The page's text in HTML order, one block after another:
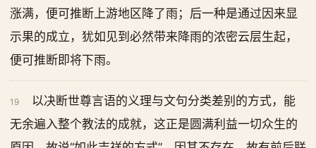
涨满，便可推断上游地区降了雨；后一种是通过因来显
示果的成立，犹如见到必然带来降雨的浓密云层生起，
便可推断即将下雨。
19
以决断世尊言语的义理与文句分类差别的方式，能
无余遍入整个教法的成就，这正是圆满利益一切众生的